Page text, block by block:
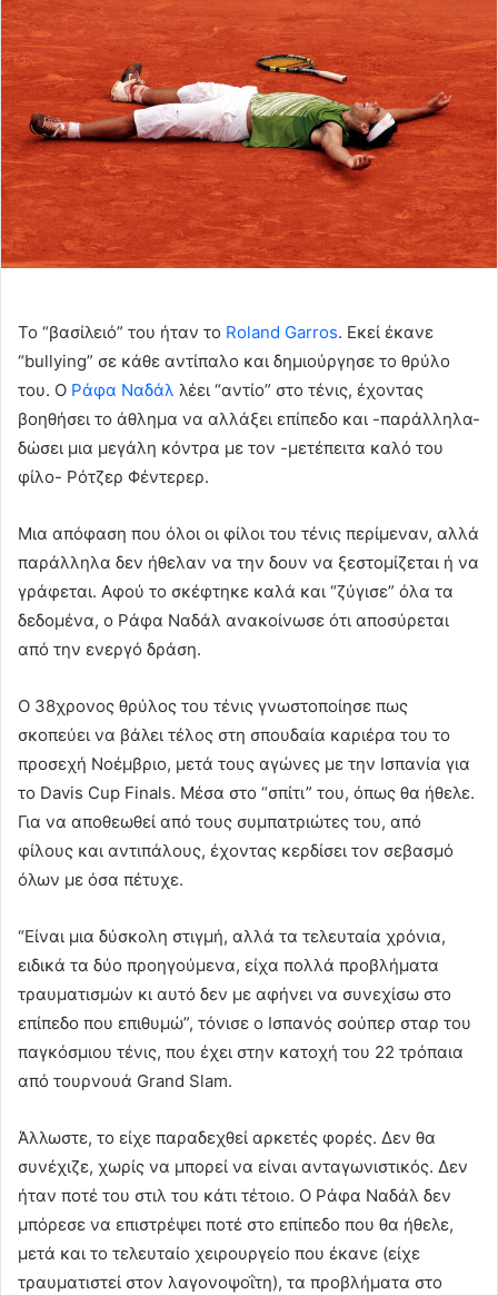
Το “βασίλειό” του ήταν το Roland Garros. Εκεί έκανε
“bullying” σε κάθε αντίπαλο και δημιούργησε το θρύλο
του. Ο Ράφα Ναδάλ λέει “αντίο” στο τένις, έχοντας
βοηθήσει το άθλημα να αλλάξει επίπεδο και -παράλληλα-
δώσει μια μεγάλη κόντρα με τον -μετέπειτα καλό του
φίλο- Ρότζερ Φέντερερ.
Μια απόφαση που όλοι οι φίλοι του τένις περίμεναν, αλλά
παράλληλα δεν ήθελαν να την δουν να ξεστομίζεται ή να
γράφεται. Αφού το σκέφτηκε καλά και “ζύγισε” όλα τα
δεδομένα, ο Ράφα Ναδάλ ανακοίνωσε ότι αποσύρεται
από την ενεργό δράση.
Ο 38χρονος θρύλος του τένις γνωστοποίησε πως
σκοπεύει να βάλει τέλος στη σπουδαία καριέρα του το
προσεχή Νοέμβριο, μετά τους αγώνες με την Ισπανία για
το Davis Cup Finals. Μέσα στο “σπίτι” του, όπως θα ήθελε.
Για να αποθεωθεί από τους συμπατριώτες του, από
φίλους και αντιπάλους, έχοντας κερδίσει τον σεβασμό
όλων με όσα πέτυχε.
“Είναι μια δύσκολη στιγμή, αλλά τα τελευταία χρόνια,
ειδικά τα δύο προηγούμενα, είχα πολλά προβλήματα
τραυματισμών κι αυτό δεν με αφήνει να συνεχίσω στο
επίπεδο που επιθυμώ”, τόνισε ο Ισπανός σούπερ σταρ του
παγκόσμιου τένις, που έχει στην κατοχή του 22 τρόπαια
από τουρνουά Grand Slam.
Άλλωστε, το είχε παραδεχθεί αρκετές φορές. Δεν θα
συνέχιζε, χωρίς να μπορεί να είναι ανταγωνιστικός. Δεν
ήταν ποτέ του στιλ του κάτι τέτοιο. Ο Ράφα Ναδάλ δεν
μπόρεσε να επιστρέψει ποτέ στο επίπεδο που θα ήθελε,
μετά και το τελευταίο χειρουργείο που έκανε (είχε
τραυματιστεί στον λαγονοψοΐτη), τα προβλήματα στο